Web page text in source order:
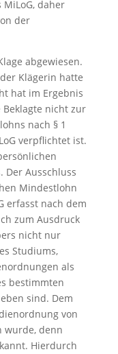
daher
der
abgewiesen.
Klägerin hatte
hat im Ergebnis
nicht zur
nach § 1
verpflichtet ist.
Der Ausschluss
Mindestlohn
erfasst nach dem
zum Ausdruck
nicht nur
Studiums,
als
bestimmten
sind. Dem
von
wurde, denn
Hierdurch